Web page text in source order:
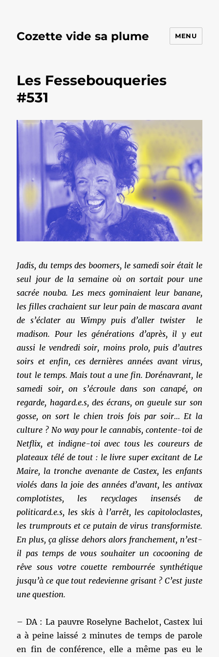
Cozette vide sa plume MENU
Les Fessebouqueries
#531
Jadis, du temps des boomers, le samedi soir était le
seul jour de la semaine où on sortait pour une
sacrée nouba. Les mecs gominaient leur banane,
les filles crachaient sur leur pain de mascara avant
de s’éclater au Wimpy puis d’aller twister le
madison. Pour les générations d’après, il y eut
aussi le vendredi soir, moins prolo, puis d’autres
soirs et enfin, ces dernières années avant virus,
tout le temps. Mais tout a une fin. Dorénavrant, le
samedi soir, on s’écroule dans son canapé, on
regarde, hagard.e.s, des écrans, on gueule sur son
gosse, on sort le chien trois fois par soir… Et la
culture ? No way pour le cannabis, contente-toi de
Netflix, et indigne-toi avec tous les coureurs de
plateaux télé de tout : le livre super excitant de Le
Maire, la tronche avenante de Castex, les enfants
violés dans la joie des années d’avant, les antivax
complotistes, les recyclages insensés de
politicard.e.s, les skis à l’arrêt, les capitoloclastes,
les trumprouts et ce putain de virus transformiste.
En plus, ça glisse dehors alors franchement, n’est-
il pas temps de vous souhaiter un cocooning de
rêve sous votre couette rembourrée synthétique
jusqu’à ce que tout redevienne grisant ? C’est juste
une question.
– DA : La pauvre Roselyne Bachelot, Castex lui
a à peine laissé 2 minutes de temps de parole
en fin de conférence, elle a même pas eu le